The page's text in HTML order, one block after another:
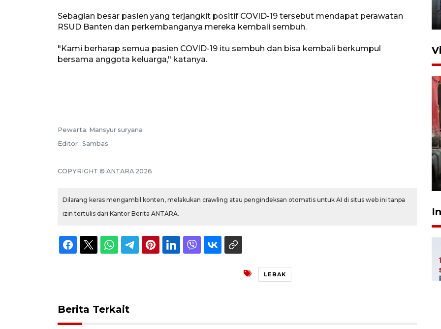
Sebagian besar pasien yang terjangkit positif COVID-19 tersebut mendapat perawatan
RSUD Banten dan perkembanganya mereka kembali sembuh.
"Kami berharap semua pasien COVID-19 itu sembuh dan bisa kembali berkumpul
bersama anggota keluarga," katanya.
Pewarta: Mansyur suryana
Editor : Sambas
COPYRIGHT © ANTARA 2026
Dilarang keras mengambil konten, melakukan crawling atau pengindeksan otomatis untuk AI di situs web ini tanpa
izin tertulis dari Kantor Berita ANTARA.
LEBAK
Berita Terkait
22 Maret 2026 21:26